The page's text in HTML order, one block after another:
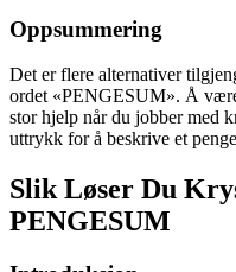
Oppsummering
Det er flere alternativer
ordet «PENGESUM». Å
stor hjelp når du jobber med
uttrykk for å beskrive et
Slik Løser Du
PENGESUM